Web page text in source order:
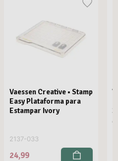
Vaessen Creative • Stamp
Easy Plataforma para
Estampar Ivory
2137-033
24,99